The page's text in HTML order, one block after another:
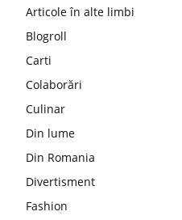
Articole în alte limbi
Blogroll
Carti
Colaborări
Culinar
Din lume
Din Romania
Divertisment
Fashion